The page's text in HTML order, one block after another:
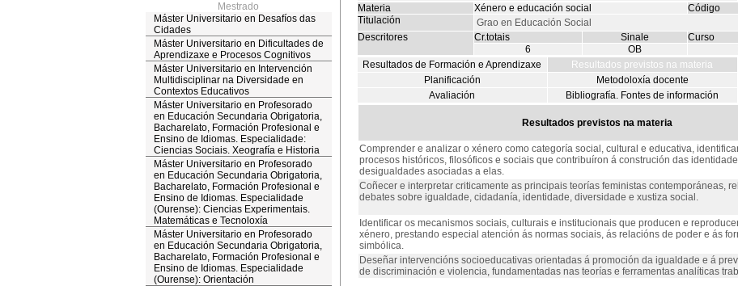
Mestrado
Máster Universitario en Desafíos das
Cidades
Máster Universitario en Dificultades de
Aprendizaxe e Procesos Cognitivos
Máster Universitario en Intervención
Multidisciplinar na Diversidade en
Contextos Educativos
Máster Universitario en Profesorado
en Educación Secundaria Obrigatoria,
Bacharelato, Formación Profesional e
Ensino de Idiomas. Especialidade:
Ciencias Sociais. Xeografía e Historia
Máster Universitario en Profesorado
en Educación Secundaria Obrigatoria,
Bacharelato, Formación Profesional e
Ensino de Idiomas. Especialidade
(Ourense): Ciencias Experimentais.
Matemáticas e Tecnoloxía
Máster Universitario en Profesorado
en Educación Secundaria Obrigatoria,
Bacharelato, Formación Profesional e
Ensino de Idiomas. Especialidade
(Ourense): Orientación
Materia
Xénero e educación social Código
Titulación
Grao en Educación Social
Descritores
Cr.totais Sinale Curso
6
OB
Resultados de Formación e Aprendizaxe
Resultados previstos na materia
Planificación
Metodoloxía docente
Avaliación
Bibliografía. Fontes de información
Resultados previstos na materia
Comprender e analizar o xénero como categoría social, cultural e educativa,
procesos históricos, filosóficos e sociais que contribuíron á construción das
desigualdades asociadas a elas.
Coñecer e interpretar criticamente as principais teorías feministas contemporáneas,
debates sobre igualdade, cidadanía, identidade, diversidade e xustiza social.
Identificar os mecanismos sociais, culturais e institucionais que producen e
xénero, prestando especial atención ás normas sociais, ás relacións de poder e ás
simbólica.
Deseñar intervencións socioeducativas orientadas á promoción da igualdade e á
de discriminación e violencia, fundamentadas nas teorías e ferramentas analíticas